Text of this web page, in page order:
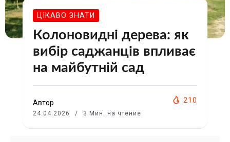
ЦІКАВО ЗНАТИ
Колоновидні дерева: як
вибір саджанців впливає
на майбутній сад
Автор
24.04.2026 3 Мин. на чтение
210